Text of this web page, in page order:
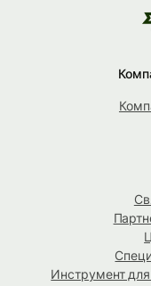
Инструмент